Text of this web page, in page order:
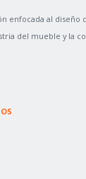
enfocada al diseño
del mueble y la